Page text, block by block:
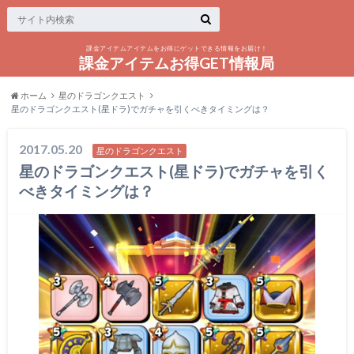
課金アイテムアイテムをお得にゲットできる情報をお届け！
課金アイテムお得GET情報局
ホーム
星のドラゴンクエスト
星のドラゴンクエスト(星ドラ)でガチャを引くべきタイミングは？
2017.05.20 星のドラゴンクエスト
星のドラゴンクエスト(星ドラ)でガチャを引く
べきタイミングは？